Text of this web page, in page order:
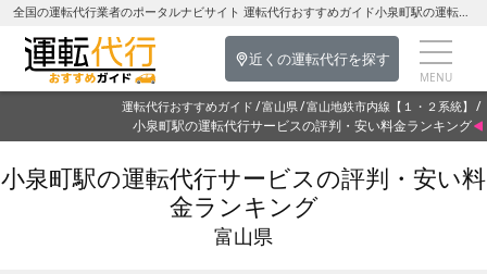
全国の運転代行業者のポータルナビサイト 運転代行おすすめガイド小泉町駅の運転代行を探す-富山県の運転代行
近くの運転代行を探す
運転代行おすすめガイド 富山県 富山地鉄市内線【１・２系統】
小泉町駅の運転代行サービスの評判・安い料金ランキング
小泉町駅の運転代行サービスの評判・安い料
金ランキング
富山県